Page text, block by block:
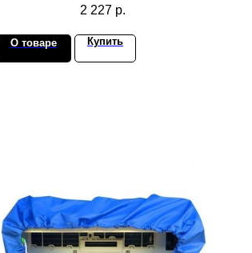
2 227 р.
О товаре Купить